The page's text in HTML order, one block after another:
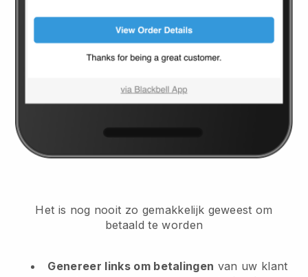
Het is nog nooit zo gemakkelijk geweest om
betaald te worden
Genereer links om betalingen van uw klant